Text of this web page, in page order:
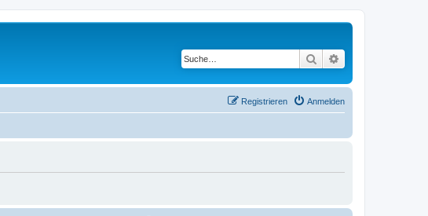
Suche
Anmelden
Registrieren